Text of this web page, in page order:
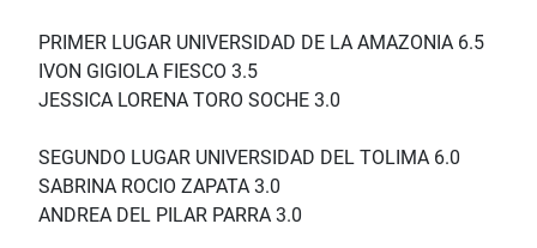
PRIMER LUGAR UNIVERSIDAD DE LA AMAZONIA 6.5
IVON GIGIOLA FIESCO 3.5
JESSICA LORENA TORO SOCHE 3.0
SEGUNDO LUGAR UNIVERSIDAD DEL TOLIMA 6.0
SABRINA ROCIO ZAPATA 3.0
ANDREA DEL PILAR PARRA 3.0